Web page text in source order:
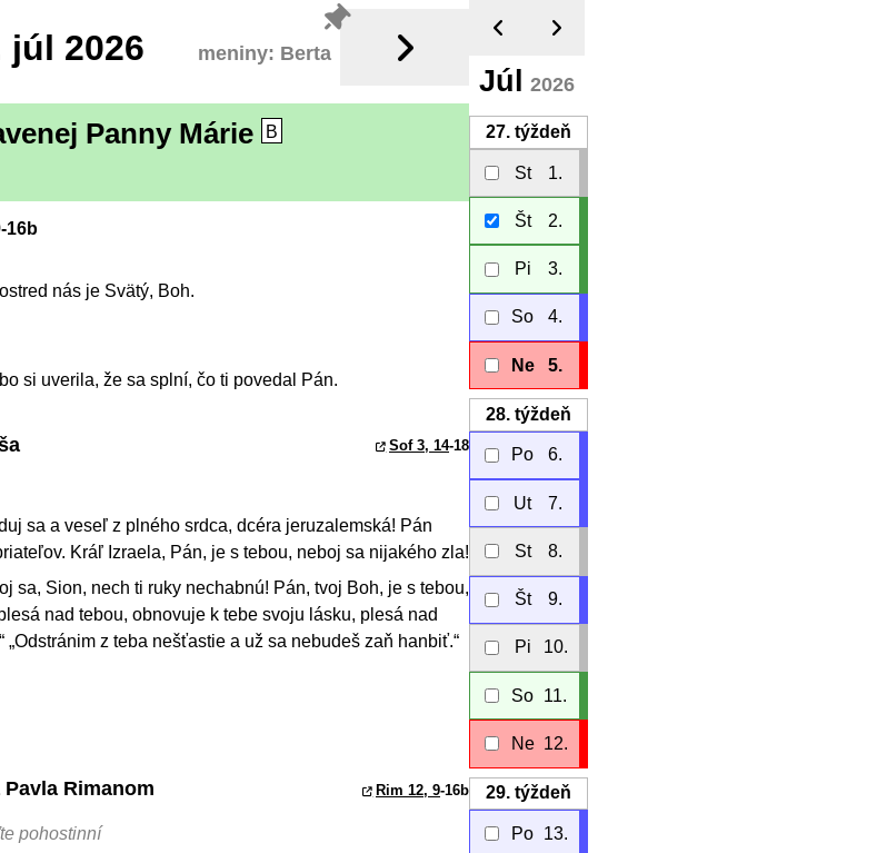
júl 2026 meniny: Berta
Panny Márie B
16b
nás je Svätý, Boh.
si uverila, že sa splní, čo ti povedal Pán.
Sof 3, 14-18
sa a veseľ z plného srdca, dcéra jeruzalemská! Pán
Kráľ Izraela, Pán, je s tebou, neboj sa nijakého zla!
sa, Sion, nech ti ruky nechabnú! Pán, tvoj Boh, je s tebou,
nad tebou, obnovuje k tebe svoju lásku, plesá nad
z teba nešťastie a už sa nebudeš zaň hanbiť.“
Rimanom Rim 12, 9-16b
pohostinní
Júl 2026
27.týždeň
St 1.
Št 2.
Pi 3.
So 4.
Ne 5.
28.týždeň
Po 6.
Ut 7.
St 8.
Št 9.
Pi 10.
So 11.
Ne 12.
29.týždeň
Po 13.